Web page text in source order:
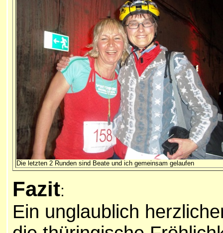
Die letzten 2 Runden sind Beate und ich gemeinsam gelaufen
Fazit:
Ein unglaublich